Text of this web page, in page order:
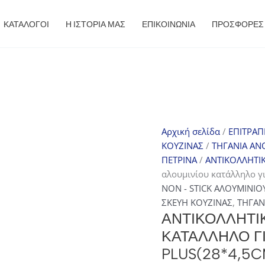
ΚΑΤΑΛΟΓΟΙ Η ΙΣΤΟΡΙΑ ΜΑΣ ΕΠΙΚΟΙΝΩΝΙΑ ΠΡΟΣΦΟΡΈΣ
Αρχική σελίδα/
ΚΟΥΖΙΝΑΣ/ ΤΗΓΑΝΙΑ
ΠΕΤΡΙΝΑ/
αλουμινίου κατάλληλο
NON - STICK
ΣΚΕΥΗ ΚΟΥΖΙΝΑΣ,
ΚΑΤΆΛΛΗΛΟ